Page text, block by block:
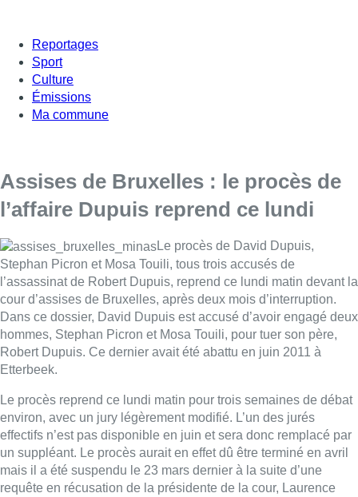
Reportages
Sport
Culture
Émissions
Ma commune
Assises de Bruxelles : le procès de
l’affaire Dupuis reprend ce lundi
Le procès de David Dupuis,
Stephan Picron et Mosa Touili, tous trois accusés de
l’assassinat de Robert Dupuis, reprend ce lundi matin devant la
cour d’assises de Bruxelles, après deux mois d’interruption.
Dans ce dossier, David Dupuis est accusé d’avoir engagé deux
hommes, Stephan Picron et Mosa Touili, pour tuer son père,
Robert Dupuis. Ce dernier avait été abattu en juin 2011 à
Etterbeek.
Le procès reprend ce lundi matin pour trois semaines de débat
environ, avec un jury légèrement modifié. L’un des jurés
effectifs n’est pas disponible en juin et sera donc remplacé par
un suppléant. Le procès aurait en effet dû être terminé en avril
mais il a été suspendu le 23 mars dernier à la suite d’une
requête en récusation de la présidente de la cour, Laurence